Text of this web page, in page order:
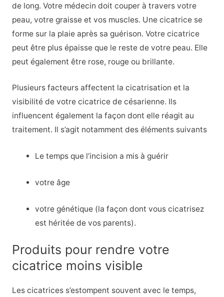
de long. Votre médecin doit couper à travers votre
peau, votre graisse et vos muscles. Une cicatrice se
forme sur la plaie après sa guérison. Votre cicatrice
peut être plus épaisse que le reste de votre peau. Elle
peut également être rose, rouge ou brillante.
Plusieurs facteurs affectent la cicatrisation et la
visibilité de votre cicatrice de césarienne. Ils
influencent également la façon dont elle réagit au
traitement. Il s’agit notamment des éléments suivants
Le temps que l’incision a mis à guérir
votre âge
votre génétique (la façon dont vous cicatrisez
est héritée de vos parents).
Produits pour rendre votre
cicatrice moins visible
Les cicatrices s’estompent souvent avec le temps,